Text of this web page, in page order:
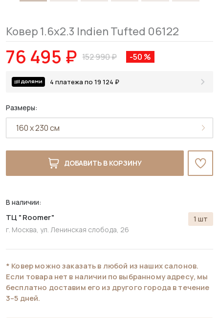
Ковер 1.6x2.3 Indien Tufted 06122
76 495 ₽ 152 990 ₽ -50 %
4 платежа по 19 124 ₽
Размеры:
ДОБАВИТЬ В КОРЗИНУ
В наличии:
ТЦ "Roomer"
г. Москва, ул. Ленинская слобода, 26
1 шт
* Ковер можно заказать в любой из наших салонов.
Если товара нет в наличии по выбранному адресу, мы
бесплатно доставим его из другого города в течение
3–5 дней.